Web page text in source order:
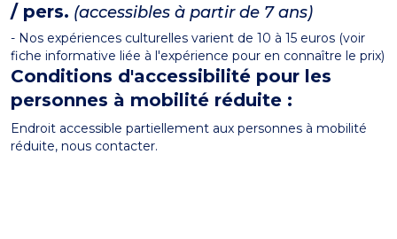
/ pers. (accessibles à partir de 7 ans)
- Nos expériences culturelles varient de 10 à 15 euros (voir
fiche informative liée à l'expérience pour en connaître le prix)
Conditions d'accessibilité pour les
personnes à mobilité réduite :
Endroit accessible partiellement aux personnes à mobilité
réduite, nous contacter.